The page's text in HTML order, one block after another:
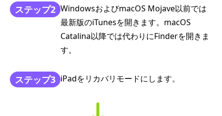
ステップ2 WindowsおよびmacOS Mojave以前では
最新版のiTunesを開きます。macOS
Catalina以降では代わりにFinderを開きま
す。
ステップ3 iPadをリカバリモードにします。